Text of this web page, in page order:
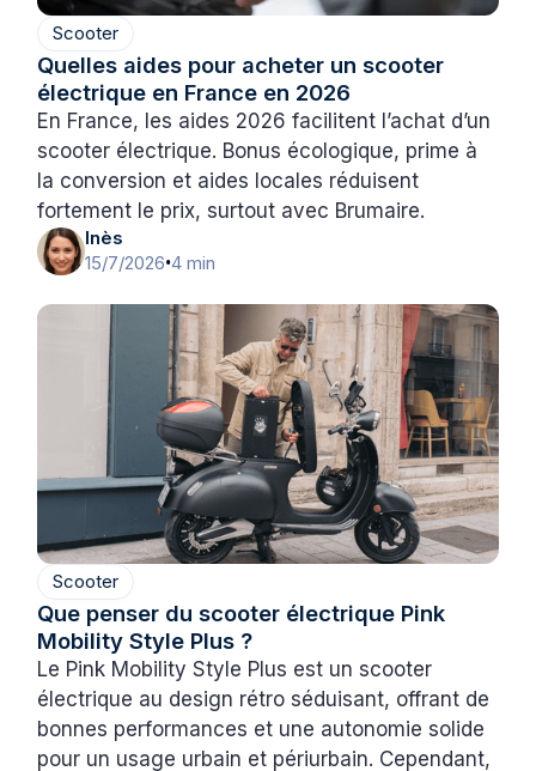
Scooter
Quelles aides pour acheter un scooter
électrique en France en 2026
En France, les aides 2026 facilitent l’achat d’un
scooter électrique. Bonus écologique, prime à
la conversion et aides locales réduisent
fortement le prix, surtout avec Brumaire.
Inès
15/7/2026•4 min
Scooter
Que penser du scooter électrique Pink
Mobility Style Plus ?
Le Pink Mobility Style Plus est un scooter
électrique au design rétro séduisant, offrant de
bonnes performances et une autonomie solide
pour un usage urbain et périurbain. Cependant,